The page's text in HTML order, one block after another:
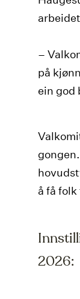
–
på
ein god
å få
2026: